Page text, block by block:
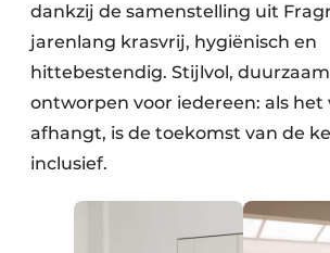
dankzij de samenstelling uit
jarenlang krasvrij, hygiënisch en
hittebestendig. Stijlvol,
ontworpen voor iedereen: als het
afhangt, is de toekomst van de
inclusief.